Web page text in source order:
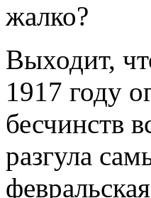
жалко?
Выходит,
1917 году
бесчинств
разгула